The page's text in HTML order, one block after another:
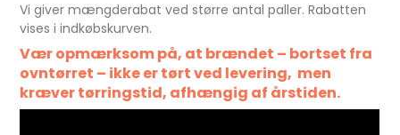
Vi giver mængderabat ved større antal paller. Rabatten
vises i indkøbskurven.
Vær opmærksom på, at brændet – bortset fra
ovntørret – ikke er tørt ved levering, men
kræver tørringstid, afhængig af årstiden.